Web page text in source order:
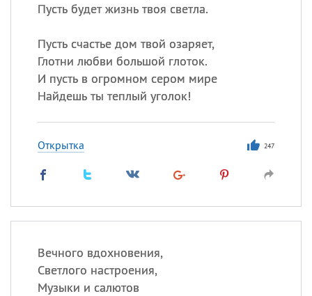
Пусть будет жизнь твоя светла.
Пусть счастье дом твой озаряет,
Глотни любви большой глоток.
И пусть в огромном сером мире
Найдешь ты теплый уголок!
Открытка 247
Вечного вдохновения,
Светлого настроения,
Музыки и салютов